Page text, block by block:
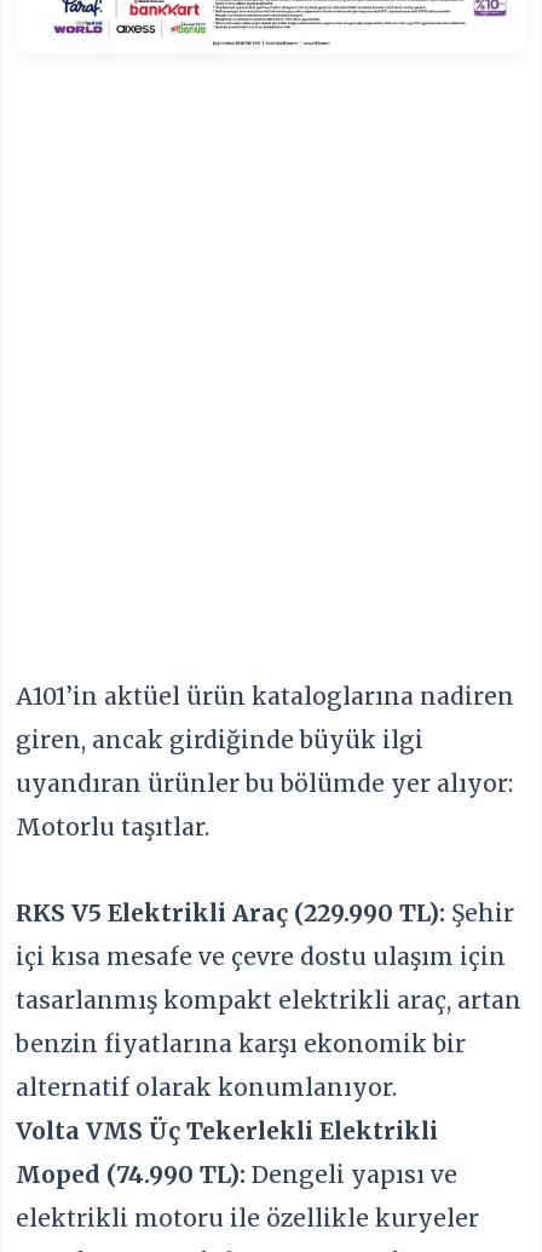
A101’in aktüel ürün kataloglarına nadiren
giren, ancak girdiğinde büyük ilgi
uyandıran ürünler bu bölümde yer alıyor:
Motorlu taşıtlar.
RKS V5 Elektrikli Araç (229.990 TL): Şehir
içi kısa mesafe ve çevre dostu ulaşım için
tasarlanmış kompakt elektrikli araç, artan
benzin fiyatlarına karşı ekonomik bir
alternatif olarak konumlanıyor.
Volta VMS Üç Tekerlekli Elektrikli
Moped (74.990 TL): Dengeli yapısı ve
elektrikli motoru ile özellikle kuryeler